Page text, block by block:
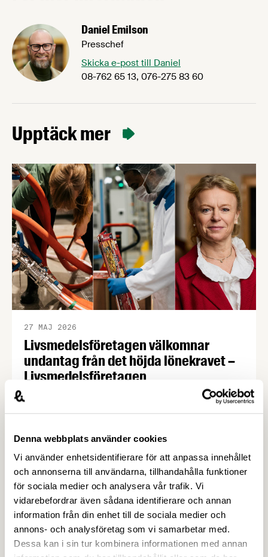
Denna webbplats använder cookies
Vi använder enhetsidentifierare för att anpassa innehållet
och annonserna till användarna, tillhandahålla funktioner
för sociala medier och analysera vår trafik. Vi
vidarebefordrar även sådana identifierare och annan
information från din enhet till de sociala medier och
annons- och analysföretag som vi samarbetar med.
Dessa kan i sin tur kombinera informationen med annan
Daniel Emilson
Presschef
Skicka e-post till Daniel
08-762 65 13, 076-275 83 60
Upptäck mer
Livsmedelsföretagen välkomnar
undantag från det höjda lönekravet –
Livsmedelsföretagen
27 MAJ 2026
Den 22 maj 2026 meddelade regeringen vilka
yrkesgrupper som undantas från det nya
Livsmedelsföretagen välkomnar beslutet, vilket
innebär att flera av livsmedelsindustrins bristyrken
omfattas av ett lägre lönekrav. Samtidigt fastställs
att bärplockare av vilda bär framöver hanteras
inom ramarna för direktivet för
säsongsanställning.